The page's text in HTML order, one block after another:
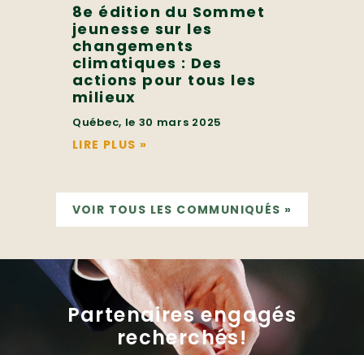
8e édition du Sommet
jeunesse sur les
changements
climatiques : Des
actions pour tous les
milieux
Québec, le 30 mars 2025
LIRE PLUS »
VOIR TOUS LES COMMUNIQUÉS »
Partenaires engagés
recherchés!